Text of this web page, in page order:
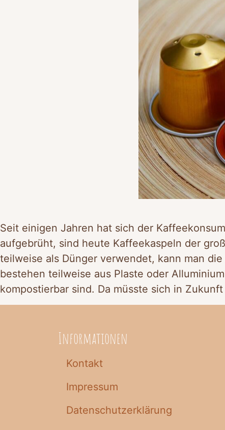
Seit einigen Jahren hat sich der
aufgebrüht, sind heute Kaffeekaspeln der
teilweise als Dünger verwendet, kann man
bestehen teilweise aus Plaste oder
kompostierbar sind. Da müsste sich in
Informationen
Kontakt
Impressum
Datenschutzerklärung